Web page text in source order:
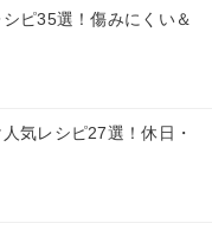
ピ35選！傷みにくい＆
気レシピ27選！休日・